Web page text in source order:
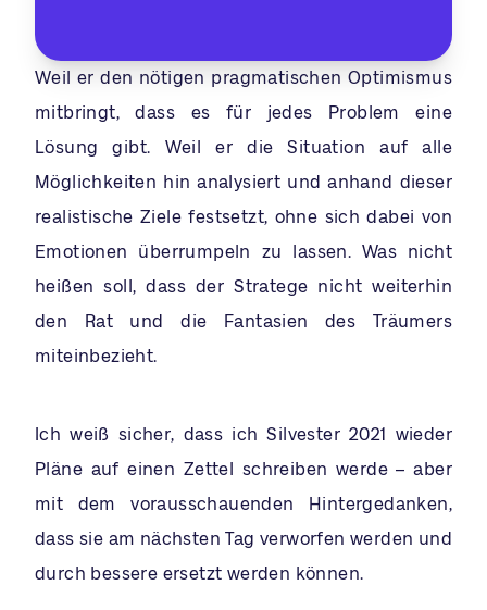
Weil er den nötigen pragmatischen Optimismus
mitbringt, dass es für jedes Problem eine
Lösung gibt. Weil er die Situation auf alle
Möglichkeiten hin analysiert und anhand dieser
realistische Ziele festsetzt, ohne sich dabei von
Emotionen überrumpeln zu lassen. Was nicht
heißen soll, dass der Stratege nicht weiterhin
den Rat und die Fantasien des Träumers
miteinbezieht.
Ich weiß sicher, dass ich Silvester 2021 wieder
Pläne auf einen Zettel schreiben werde – aber
mit dem vorausschauenden Hintergedanken,
dass sie am nächsten Tag verworfen werden und
durch bessere ersetzt werden können.